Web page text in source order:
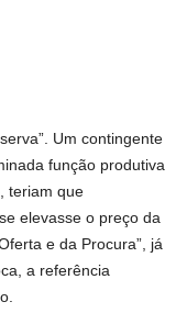
Um contingente
função produtiva
teriam que
elevasse o preço da
e da Procura”, já
a referência